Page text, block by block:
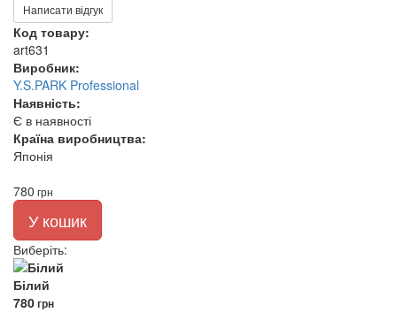
Написати відгук
Код товару:
art631
Виробник:
Y.S.PARK Professional
Наявність:
Є в наявності
Країна виробництва:
Японія
780 грн
У кошик
Виберіть:
Білий
780грн